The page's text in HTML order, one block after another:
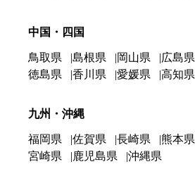
中国・四国
鳥取県 島根県 岡山県 広島県
徳島県
香川県 愛媛県 高知県
九州・沖縄
福岡県 佐賀県 長崎県 熊本県
宮崎県
鹿児島県 沖縄県